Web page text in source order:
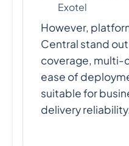
Exotel
However,
Central stand
coverage, multi-
ease of
suitable for
delivery